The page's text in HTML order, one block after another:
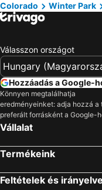
Allenspark, hotels with
Parshall, hotels with
Ward, hotels with
Grant, hotels with
Kersey, hotels with
Colorado
Winter Park
Válasszon országot
Hozzáadás a Google-
Könnyen megtalálhatja
eredményeinket: adja hozzá a
preferált forrásként a Google-
Vállalat
Termékeink
Feltételek és